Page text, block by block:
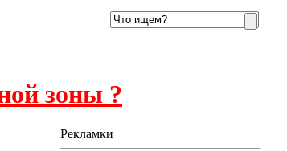
зоны ?
Рекламки